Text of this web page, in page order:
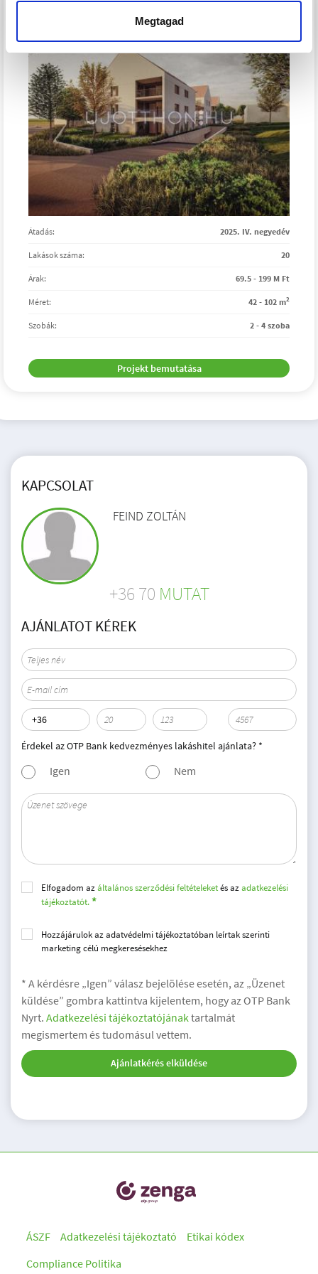
Megtagad
Átadás: 2025. IV. negyedév
Lakások száma: 20
Árak: 69.5 - 199 M Ft
Méret: 42 - 102 m2
Szobák: 2 - 4 szoba
Projekt bemutatása
KAPCSOLAT
FEIND ZOLTÁN
+36 70 MUTAT
AJÁNLATOT KÉREK
Érdekel az OTP Bank kedvezményes lakáshitel ajánlata? *
Igen Nem
Elfogadom azáltalános szerződési feltételeketés azadatkezelési
tájékoztatót.
Hozzájárulok az adatvédelmi tájékoztatóban leírtak szerinti
marketing célú megkeresésekhez
* A kérdésre „Igen” válasz bejelölése esetén, az „Üzenet
küldése” gombra kattintva kijelentem, hogy az OTP Bank
Nyrt. Adatkezelési tájékoztatójánaktartalmát
megismertem és tudomásul vettem.
Ajánlatkérés elküldése
ÁSZF Adatkezelési tájékoztató
Etikai kódex
Compliance Politika